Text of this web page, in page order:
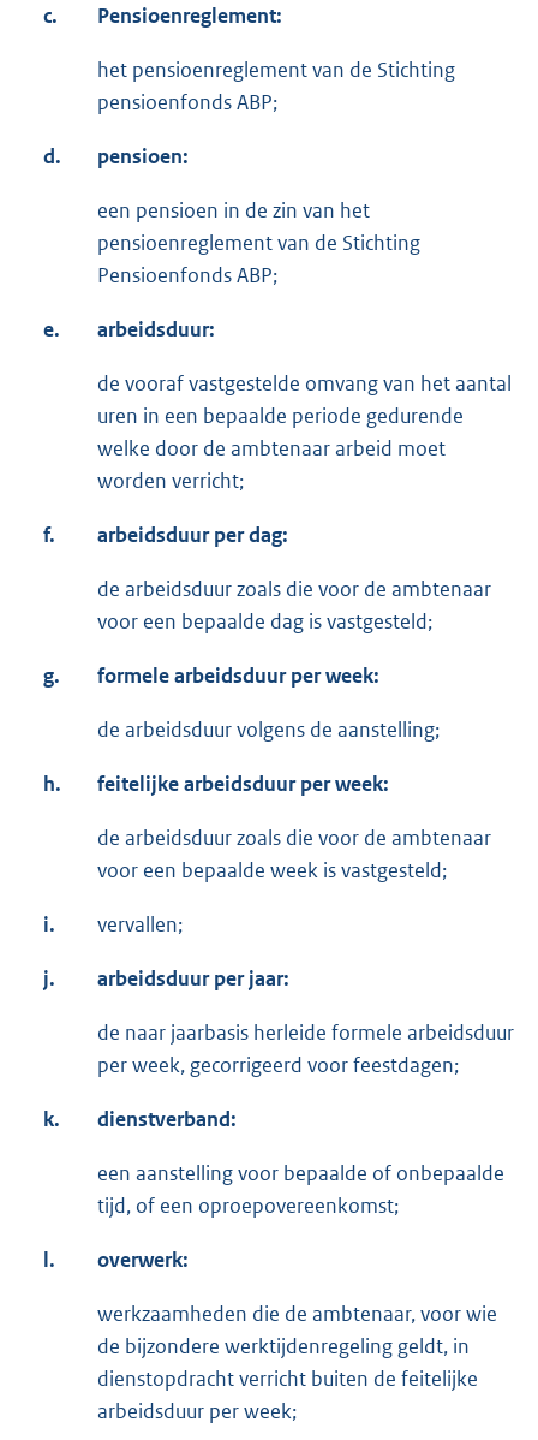
c. Pensioenreglement:
het pensioenreglement van de Stichting
pensioenfonds ABP;
d. pensioen:
een pensioen in de zin van het
pensioenreglement van de Stichting
Pensioenfonds ABP;
e. arbeidsduur:
de vooraf vastgestelde omvang van het aantal
uren in een bepaalde periode gedurende
welke door de ambtenaar arbeid moet
worden verricht;
f. arbeidsduur per dag:
de arbeidsduur zoals die voor de ambtenaar
voor een bepaalde dag is vastgesteld;
g. formele arbeidsduur per week:
de arbeidsduur volgens de aanstelling;
h. feitelijke arbeidsduur per week:
de arbeidsduur zoals die voor de ambtenaar
voor een bepaalde week is vastgesteld;
i. vervallen;
j. arbeidsduur per jaar:
de naar jaarbasis herleide formele arbeidsduur
per week, gecorrigeerd voor feestdagen;
k. dienstverband:
een aanstelling voor bepaalde of onbepaalde
tijd, of een oproepovereenkomst;
l. overwerk:
werkzaamheden die de ambtenaar, voor wie
de bijzondere werktijdenregeling geldt, in
dienstopdracht verricht buiten de feitelijke
arbeidsduur per week;